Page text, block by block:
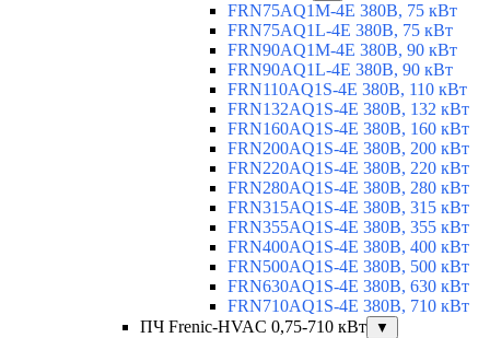
FRN75AQ1M-4E 380В, 75 кВт
FRN75AQ1L-4E 380В, 75 кВт
FRN90AQ1M-4E 380В, 90 кВт
FRN90AQ1L-4E 380В, 90 кВт
FRN110AQ1S-4E 380В, 110 кВт
FRN132AQ1S-4E 380В, 132 кВт
FRN160AQ1S-4E 380В, 160 кВт
FRN200AQ1S-4E 380В, 200 кВт
FRN220AQ1S-4E 380В, 220 кВт
FRN280AQ1S-4E 380В, 280 кВт
FRN315AQ1S-4E 380В, 315 кВт
FRN355AQ1S-4E 380В, 355 кВт
FRN400AQ1S-4E 380В, 400 кВт
FRN500AQ1S-4E 380В, 500 кВт
FRN630AQ1S-4E 380В, 630 кВт
FRN710AQ1S-4E 380В, 710 кВт
ПЧ Frenic-HVAC 0,75-710 кВт
▼